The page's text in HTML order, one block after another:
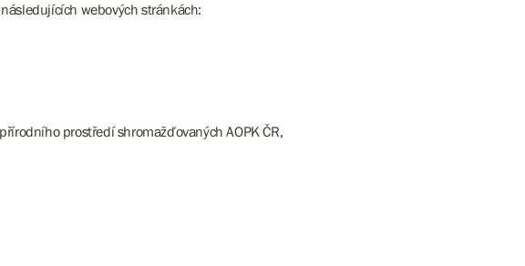
webových stránkách:
prostředí shromažďovaných AOPK ČR,